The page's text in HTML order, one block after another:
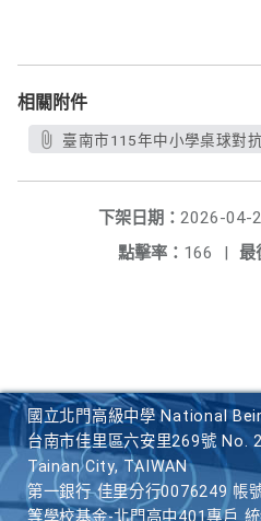
相關附件
臺南市115年中小學桌球對
下架日期： 2026-04-
最
點擊率： 166 |
國立北門高級中學 National
台南市佳里區六安里269號 No.
Tainan City, TAIWAN
第一銀行 佳里分行0076249 帳
等學校基金-北門高中401專戶